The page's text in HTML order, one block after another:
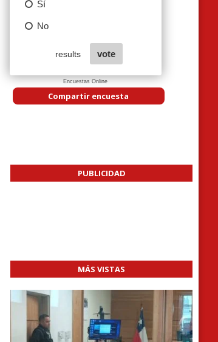
Encuestas Online
Compartir encuesta
PUBLICIDAD
MÁS VISTAS